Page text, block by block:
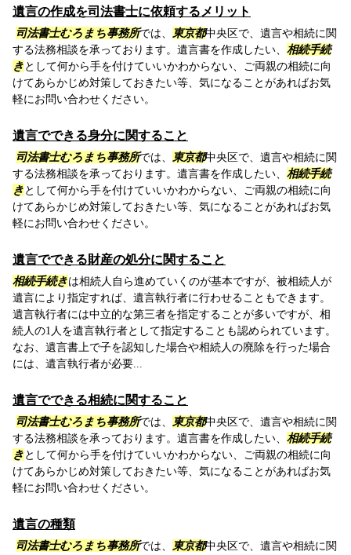
遺言の作成を司法書士に依頼するメリット
司法書士むろまち事務所では、 東京都中央区で、遺言や相続に関
する法務相談を承っております。遺言書を作成したい、 相続手続
きとして何から手を付けていいかわからない、ご両親の相続に向
けてあらかじめ対策しておきたい等、気になることがあればお気
軽にお問い合わせください。
遺言でできる身分に関すること
司法書士むろまち事務所では、 東京都中央区で、遺言や相続に関
する法務相談を承っております。遺言書を作成したい、 相続手続
きとして何から手を付けていいかわからない、ご両親の相続に向
けてあらかじめ対策しておきたい等、気になることがあればお気
軽にお問い合わせください。
遺言でできる財産の処分に関すること
相続手続きは相続人自ら進めていくのが基本ですが、被相続人が
遺言により指定すれば、遺言執行者に行わせることもできます。
遺言執行者には中立的な第三者を指定することが多いですが、相
続人の1人を遺言執行者として指定することも認められています。
なお、遺言書上で子を認知した場合や相続人の廃除を行った場合
には、遺言執行者が必要...
遺言でできる相続に関すること
司法書士むろまち事務所では、 東京都中央区で、遺言や相続に関
する法務相談を承っております。遺言書を作成したい、 相続手続
きとして何から手を付けていいかわからない、ご両親の相続に向
けてあらかじめ対策しておきたい等、気になることがあればお気
軽にお問い合わせください。
遺言の種類
司法書士むろまち事務所では、 東京都中央区で、遺言や相続に関